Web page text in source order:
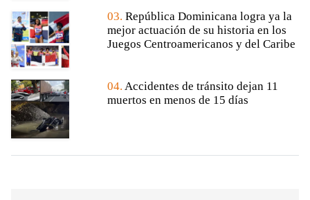
03. República Dominicana logra ya la
mejor actuación de su historia en los
Juegos Centroamericanos y del Caribe
04. Accidentes de tránsito dejan 11
muertos en menos de 15 días